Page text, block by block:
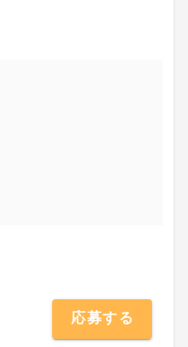
応募する